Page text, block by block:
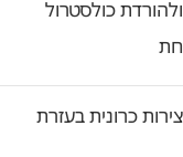
כולסטרול
כרונית בעזרת